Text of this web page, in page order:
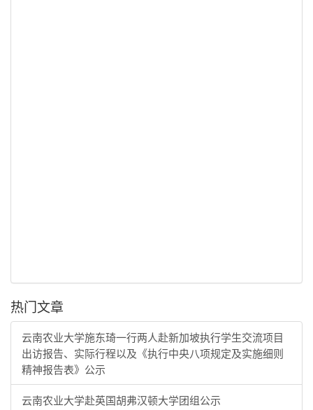
热门文章
云南农业大学施东琦一行两人赴新加坡执行学生交流项目
出访报告、实际行程以及《执行中央八项规定及实施细则
精神报告表》公示
云南农业大学赴英国胡弗汉顿大学团组公示